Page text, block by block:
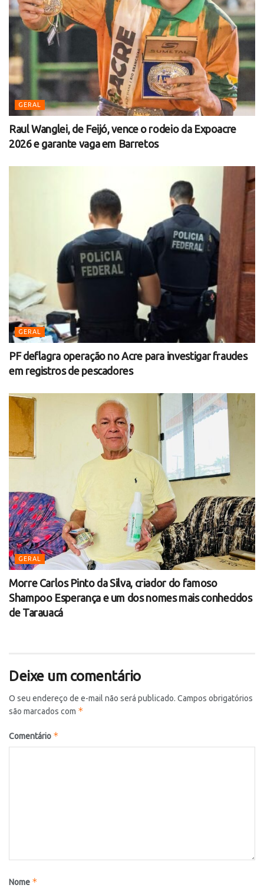
GERAL
Raul Wanglei, de Feijó, vence o rodeio da Expoacre
2026 e garante vaga em Barretos
GERAL
PF deflagra operação no Acre para investigar fraudes
em registros de pescadores
GERAL
Morre Carlos Pinto da Silva, criador do famoso
Shampoo Esperança e um dos nomes mais conhecidos
de Tarauacá
Deixe um comentário
O seu endereço de e-mail não será publicado. Campos obrigatórios
são marcados com *
Comentário *
Nome *